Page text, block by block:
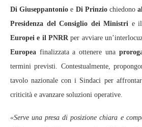
Di Giuseppantonio e Di Prinziochiedono
Presidenza del Consiglio dei Ministri e il
Europei e il PNRR per avviare
Europea finalizzata a ottenere una
termini previsti. Contestualmente,
tavolo nazionale con i Sindaci per
criticità e avanzare soluzioni operative.
«Serve una presa di posizione chiara e